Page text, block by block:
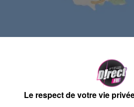
des vols pour Cuba. Les
s'est rassembl�e ce mardi
Le respect de votre vie